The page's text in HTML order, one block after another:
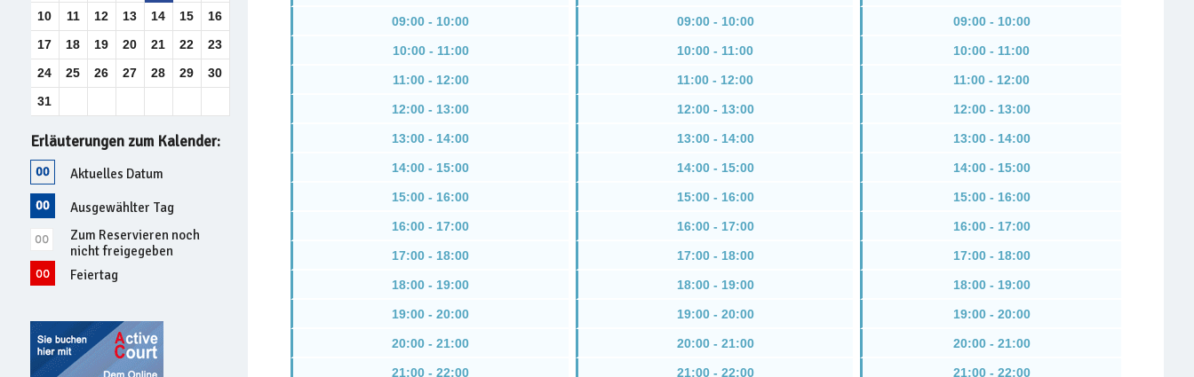
10
11 12 13 14 15
16
17
18 19 20 21 22
23
24
25 26 27 28 29
30
31
Erläuterungen zum Kalender:
Aktuelles Datum
Ausgewählter Tag
Zum Reservieren noch
nicht freigegeben
Feiertag
09:00 - 10:00
10:00 - 11:00
11:00 - 12:00
12:00 - 13:00
13:00 - 14:00
14:00 - 15:00
15:00 - 16:00
16:00 - 17:00
17:00 - 18:00
18:00 - 19:00
19:00 - 20:00
20:00 - 21:00
21:00 - 22:00
09:00 - 10:00
10:00 - 11:00
11:00 - 12:00
12:00 - 13:00
13:00 - 14:00
14:00 - 15:00
15:00 - 16:00
16:00 - 17:00
17:00 - 18:00
18:00 - 19:00
19:00 - 20:00
20:00 - 21:00
21:00 - 22:00
09:00 - 10:00
10:00 - 11:00
11:00 - 12:00
12:00 - 13:00
13:00 - 14:00
14:00 - 15:00
15:00 - 16:00
16:00 - 17:00
17:00 - 18:00
18:00 - 19:00
19:00 - 20:00
20:00 - 21:00
21:00 - 22:00